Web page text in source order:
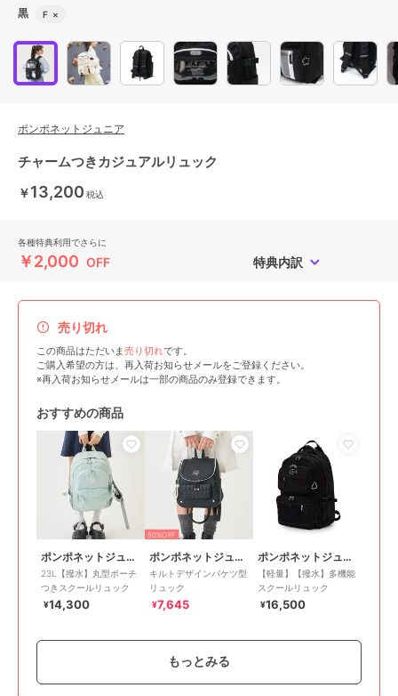
黒 F ×
ポンポネットジュニア
チャームつきカジュアルリュック
￥13,200 税込
各種特典利用でさらに
￥2,000 OFF 特典内訳
売り切れ
この商品はただいま売り切れです。
ご購入希望の方は、再入荷お知らせメールをご登録ください。
※再入荷お知らせメールは一部の商品のみ登録できます。
おすすめの商品
ポンポネットジュニア
23L【撥水】丸型ポーチ
つきスクールリュック
¥14,300
50%OFF
ポンポネットジュニア
キルトデザインバケツ型
リュック
¥7,645
ポンポネットジュニア
【軽量】【撥水】多機能
スクールリュック
¥16,500
もっとみる